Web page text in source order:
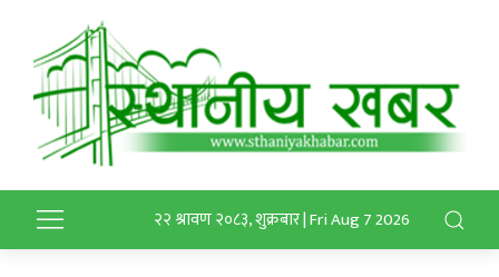
२२ श्रावण २०८३, शुक्रबार | Fri Aug 7 2026